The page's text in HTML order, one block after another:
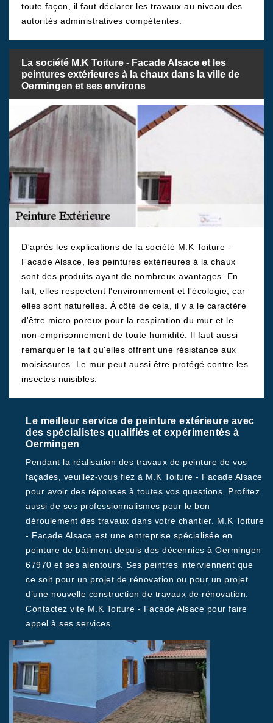
toute façon, il faut déclarer les travaux au niveau des
autorités administratives compétentes.
La société M.K Toiture - Facade Alsace et les
peintures extérieures à la chaux dans la ville de
Oermingen et ses environs
D'après les explications de la société M.K Toiture -
Facade Alsace, les peintures extérieures à la chaux
sont des produits ayant de nombreux avantages. En
fait, elles respectent l'environnement et l'écologie, car
elles sont naturelles. À côté de cela, il y a le caractère
d'être micro poreux pour la respiration du mur et le
non-emprisonnement de toute humidité. Il faut aussi
remarquer le fait qu'elles offrent une résistance aux
moisissures. Le mur peut aussi être protégé contre les
insectes nuisibles.
Le meilleur service de peinture extérieure avec
des spécialistes qualifiés et expérimentés à
Oermingen
Pendant la réalisation des travaux de peinture de vos
façades, veuillez-vous fiez à M.K Toiture - Facade Alsace
pour avoir des réponses à toutes vos questions. Profitez
aussi de ses professionnalismes pour le bon
déroulement des travaux dans votre chantier. M.K Toiture
- Facade Alsace est une entreprise spécialisée en
peinture de bâtiment depuis des décennies à Oermingen
67970 et ses alentours. Ses peintres interviennent que
ce soit pour un projet de rénovation ou pour un projet
d’une nouvelle construction de travaux de rénovation.
Contactez vite M.K Toiture - Facade Alsace pour faire
appel à ses services.